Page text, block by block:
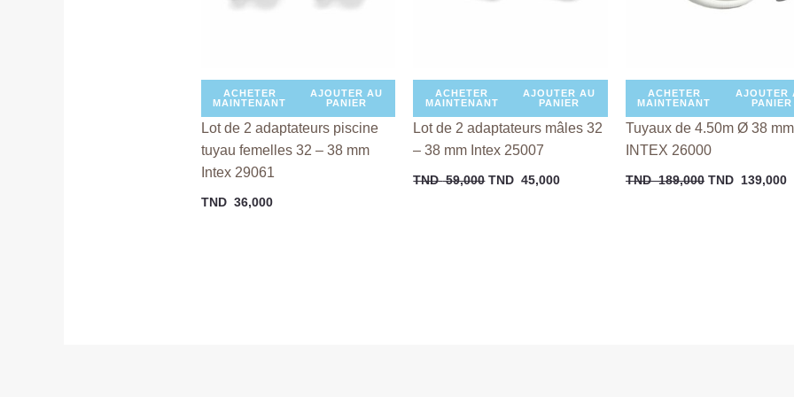
ACHETER
MAINTENANT
AJOUTER AU
PANIER
Lot de 2 adaptateurs piscine
tuyau femelles 32 – 38 mm
Intex 29061
TND 36,000
ACHETER
MAINTENANT
AJOUTER AU
PANIER
Lot de 2 adaptateurs mâles 32
– 38 mm Intex 25007
TND59,000 TND 45,000
ACHETER
MAINTENANT
AJOUTER
PANIER
Tuyaux de 4.50m Ø 38 mm
INTEX 26000
TND189,000 TND 139,000